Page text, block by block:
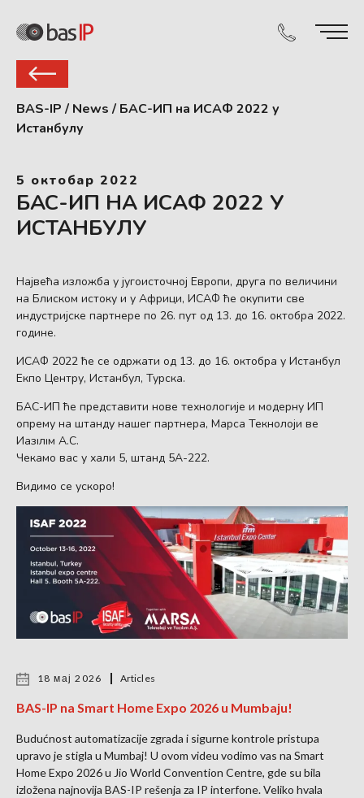
BAS-IP / News / БАС-ИП на ИСАФ 2022 у
Истанбулу
5 октобар 2022
БАС-ИП НА ИСАФ 2022 У
ИСТАНБУЛУ
Највећа изложба у југоисточној Европи, друга по величини
на Блиском истоку и у Африци, ИСАФ ће окупити све
индустријске партнере по 26. пут од 13. до 16. октобра 2022.
године.
ИСАФ 2022 ће се одржати од 13. до 16. октобра у Истанбул
Екпо Центру, Истанбул, Турска.
БАС-ИП ће представити нове технологије и модерну ИП
опрему на штанду нашег партнера, Марса Текнолоји ве
Иазıлıм А.С.
Чекамо вас у хали 5, штанд 5А-222.
Видимо се ускоро!
18 мај 2026 Articles
BAS-IP na Smart Home Expo 2026 u Mumbaju!
Budućnost automatizacije zgrada i sigurne kontrole pristupa
upravo je stigla u Mumbaj! U ovom videu vodimo vas na Smart
Home Expo 2026 u Jio World Convention Centre, gde su bila
izložena najnovija BAS-IP rešenja za IP interfone. Veliko hvala